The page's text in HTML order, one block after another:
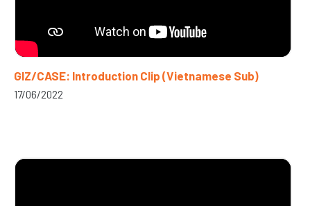
GIZ/CASE: Introduction Clip (Vietnamese Sub)
17/06/2022